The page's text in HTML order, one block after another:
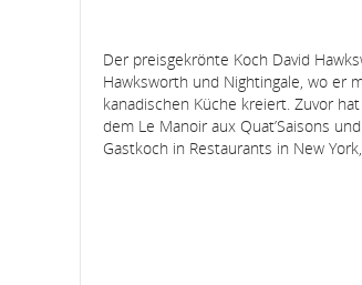
Der preisgekrönte Koch David
Hawksworth und Nightingale, wo er
kanadischen Küche kreiert. Zuvor
dem Le Manoir aux Quat’Saisons
Gastkoch in Restaurants in New